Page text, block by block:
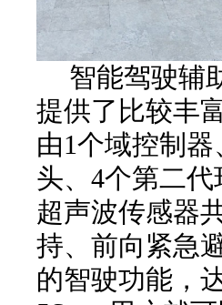
智能驾驶辅
提供了比较丰
由1个域控制
头、4个第二
超声波传感器
持、前向紧急
的智驶功能，